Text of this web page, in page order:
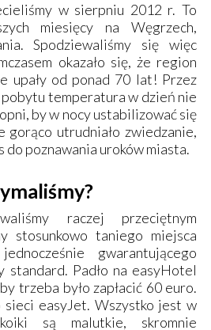
w sierpniu 2012 r. To
miesięcy na Węgrzech,
Spodziewaliśmy się więc
okazało się, że region
upały od ponad 70 lat! Przez
pobytu temperatura w dzień nie
by w nocy ustabilizować się
gorąco utrudniało zwiedzanie,
do poznawania uroków miasta.
raczej przeciętnym
stosunkowo taniego miejsca
gwarantującego
standard. Padło na easyHotel
trzeba było zapłacić 60 euro.
sieci easyJet. Wszystko jest w
są malutkie, skromnie